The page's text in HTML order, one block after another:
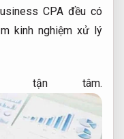
CPA đều có
kinh nghiệm xử lý
tận tâm.